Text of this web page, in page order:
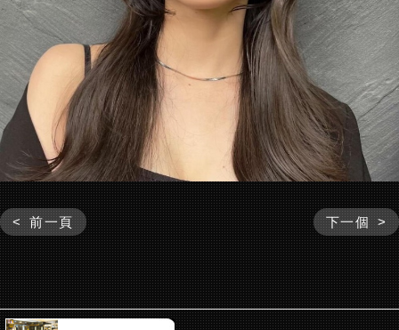
< 前一頁 下一個 >